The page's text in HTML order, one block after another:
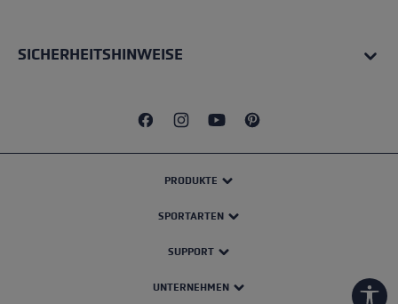
SICHERHEITSHINWEISE
PRODUKTE
SPORTARTEN
SUPPORT
UNTERNEHMEN